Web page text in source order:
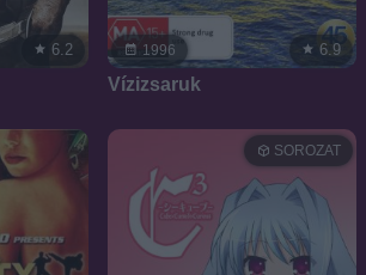
6.2 1996 6.9
Vízizsaruk
SOROZAT